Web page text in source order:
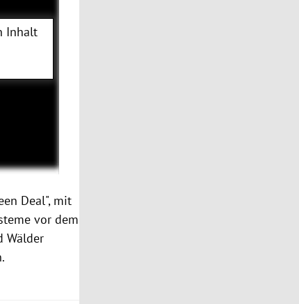
Inhalt
Deal", mit
vor dem
Wälder